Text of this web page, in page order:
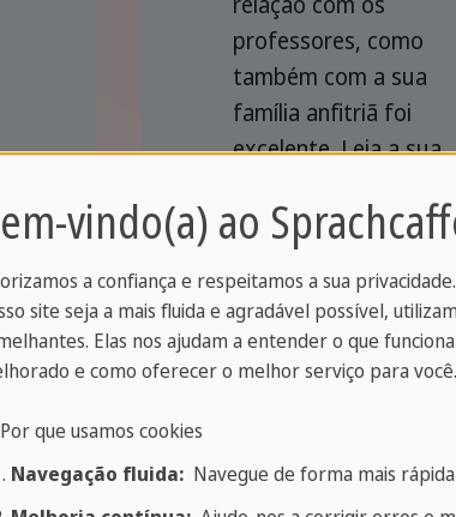
professores, como
também com a sua
família anfitriã foi
excelente. Leia a sua
>> Leia a experiência
vindo(a) ao
a confiança e respeitamos a sua
site seja a mais fluida e agradável possível,
Elas nos ajudam a entender o que
e como oferecer o melhor serviço para você.
que usamos cookies
Navegação fluida:Navegue de forma mais rápida